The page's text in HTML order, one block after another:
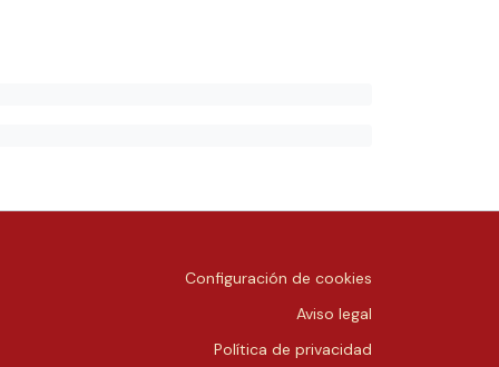
Configuración de cookies
Aviso legal
Política de privacidad